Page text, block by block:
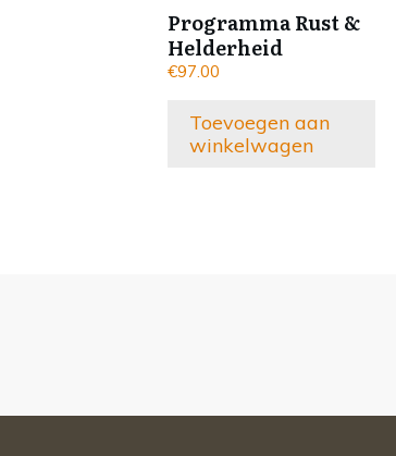
Programma Rust &
Helderheid
€97.00
Toevoegen aan
winkelwagen